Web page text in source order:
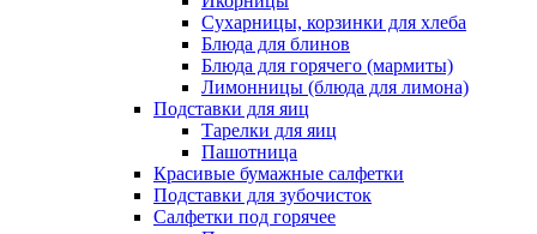
Сухарницы, корзинки для хлеба
Блюда для блинов
Блюда для горячего (мармиты)
Лимонницы (блюда для лимона)
Подставки для яиц
Тарелки для яиц
Пашотница
Красивые бумажные салфетки
Подставки для зубочисток
Салфетки под горячее